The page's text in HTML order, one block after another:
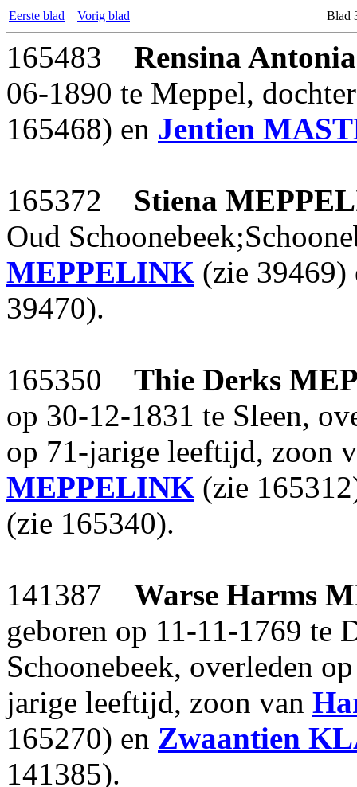
Eerste blad Vorig blad Blad
165483 Rensina Antonia
06-1890 te Meppel,
165468) en Jentien
165372 Stiena
Oud
MEPPELINK (zie
39470).
165350 Thie Derks
op 30-12-1831 te Sleen,
op 71-jarige leeftijd, zoon
MEPPELINK (zie
(zie 165340).
141387 Warse Harms
geboren op 11-11-1769 te
Schoonebeek, overleden
jarige leeftijd, zoon van
165270) en Zwaantien
141385).